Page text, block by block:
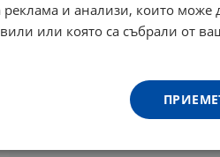
реклама и анализи, които може
или която са събрали от